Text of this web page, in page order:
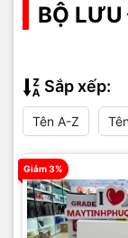
BỘ LƯU
Sắp xếp:
Tên A-Z
Giảm 3%